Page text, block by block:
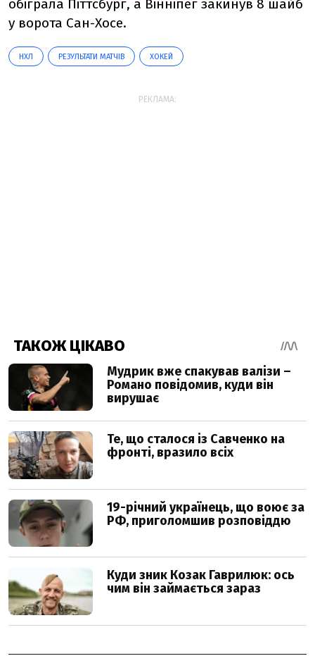
обіграла Піттсбург, а Вінніпег закинув 8 шайб
у ворота Сан-Хосе.
НХЛ РЕЗУЛЬТАТИ МАТЧІВ ХОКЕЙ
РЕКЛАМА: